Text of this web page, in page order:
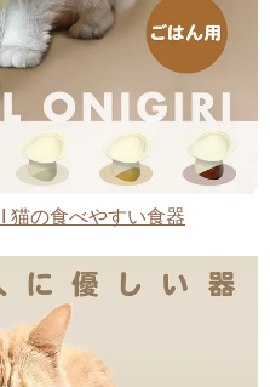
猫の食べやすい食器